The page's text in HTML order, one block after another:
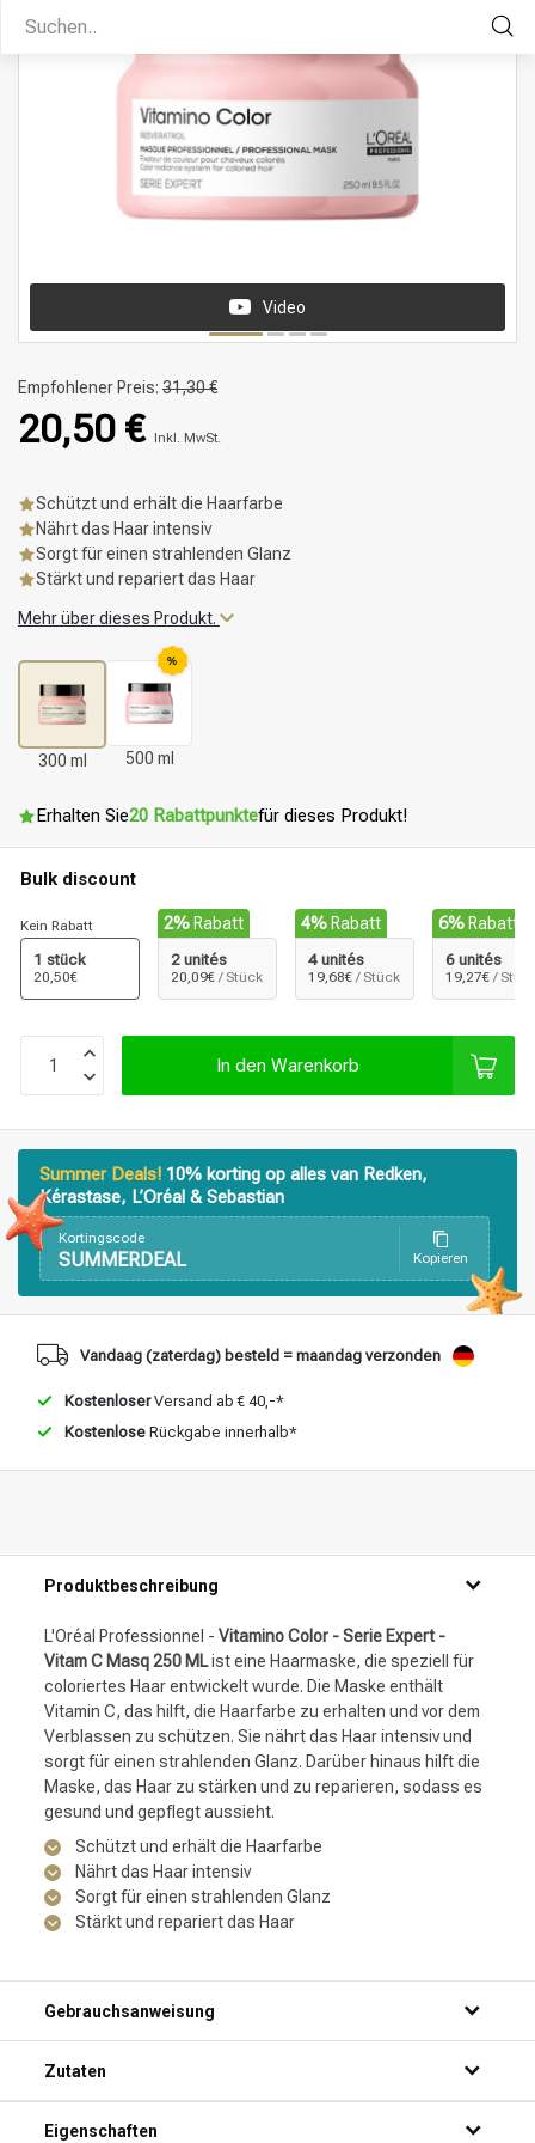
Stylingprodukte Haarfärbung
Video
Empfohlener Preis: 31,30 €
20,50 € Inkl. MwSt.
Schützt und erhält die Haarfarbe
Nährt das Haar intensiv
Sorgt für einen strahlenden Glanz
Stärkt und repariert das Haar
Mehr über dieses Produkt.
300 ml
%
500 ml
Erhalten Sie20 Rabattpunktefür dieses Produkt!
Bulk discount
Kein Rabatt
1 stück
20,50€
2% Rabatt
2 unités
20,09€ / Stück
4% Rabatt
4 unités
19,68€ / Stück
6% Rabatt
6 unités
19,27€ /
In den Warenkorb
Summer Deals! 10% korting op alles van Redken,
Kérastase, L’Oréal & Sebastian
Kortingscode
SUMMERDEAL Kopieren
Vandaag (zaterdag) besteld = maandag verzonden
KostenloserVersand ab € 40,-*
Kostenlose Rückgabe innerhalb*
Produktbeschreibung
L'Oréal Professionnel - Vitamino Color - Serie Expert -
Vitam C Masq 250 MList eine Haarmaske, die speziell für
coloriertes Haar entwickelt wurde. Die Maske enthält
Vitamin C, das hilft, die Haarfarbe zu erhalten und vor dem
Verblassen zu schützen. Sie nährt das Haar intensiv und
sorgt für einen strahlenden Glanz. Darüber hinaus hilft die
Maske, das Haar zu stärken und zu reparieren, sodass es
gesund und gepflegt aussieht.
Schützt und erhält die Haarfarbe
Nährt das Haar intensiv
Sorgt für einen strahlenden Glanz
Stärkt und repariert das Haar
Gebrauchsanweisung
auf sauberes, feuchtes Haar auf.
Schritt 2: Massieren Sie das Produkt sanft in das Haar ein,
von den Wurzeln bis zu den Spitzen.
Zutaten
Eigenschaften